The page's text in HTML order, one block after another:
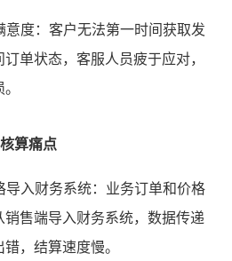
意度：客户无法第一时间获取发
单状态，客服人员疲于应对，
算痛点
导入财务系统：业务订单和价格
售端导入财务系统，数据传递
，结算速度慢。